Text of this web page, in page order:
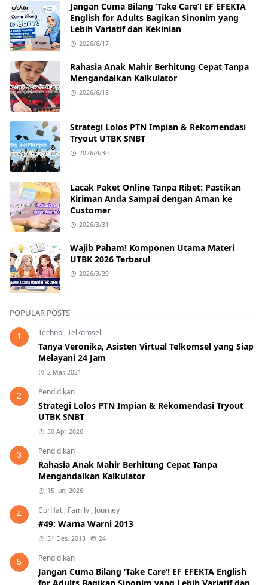
Jangan Cuma Bilang ‘Take Care’! EF EFEKTA
English for Adults Bagikan Sinonim yang
Lebih Variatif dan Kekinian
2026/6/17
Rahasia Anak Mahir Berhitung Cepat Tanpa
Mengandalkan Kalkulator
2026/6/15
Strategi Lolos PTN Impian & Rekomendasi
Tryout UTBK SNBT
2026/4/30
Lacak Paket Online Tanpa Ribet: Pastikan
Kiriman Anda Sampai dengan Aman ke
Customer
2026/3/31
Wajib Paham! Komponen Utama Materi
UTBK 2026 Terbaru!
2026/3/20
POPULAR POSTS
1 Techno ,Telkomsel
Tanya Veronika, Asisten Virtual Telkomsel yang Siap
Melayani 24 Jam
2 Mar, 2021
2 Pendidikan
Strategi Lolos PTN Impian & Rekomendasi Tryout
UTBK SNBT
30 Apr, 2026
3 Pendidikan
Rahasia Anak Mahir Berhitung Cepat Tanpa
Mengandalkan Kalkulator
15 Jun, 2026
4 CurHat , Family , Journey
#49: Warna Warni 2013
31 Des, 2013 24
5 Pendidikan
Jangan Cuma Bilang ‘Take Care’! EF EFEKTA English